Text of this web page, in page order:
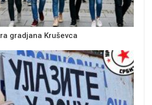
gradjana Kruševca